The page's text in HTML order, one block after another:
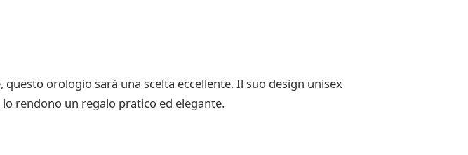
orologio sarà una scelta eccellente. Il suo design unisex
rendono un regalo pratico ed elegante.